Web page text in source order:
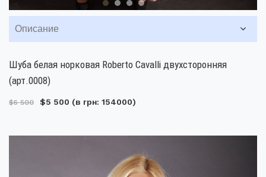
Описание
Шуба белая норковая Roberto Cavalli двухсторонняя
(арт.0008)
$6 500 $5 500 (в грн: 154000)